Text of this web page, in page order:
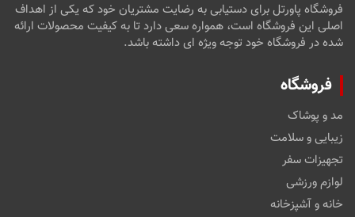
فروشگاه پاورتل برای دستیابی به رضایت مشتریان خود که یکی از اهداف
اصلی این فروشگاه است، همواره سعی دارد تا به کیفیت محصولات ارائه
شده در فروشگاه خود توجه ویژه ای داشته باشد.
فروشگاه
مد و پوشاک
زیبایی و سلامت
تجهیزات سفر
لوازم ورزشی
خانه و آشپزخانه